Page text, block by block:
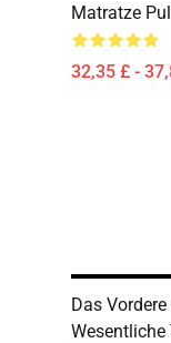
Matratze
32,35 £ -
Das
Wesentliche